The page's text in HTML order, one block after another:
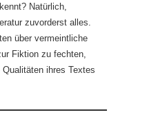
Natürlich,
zuvorderst alles.
über vermeintliche
Fiktion zu fechten,
ihres Textes